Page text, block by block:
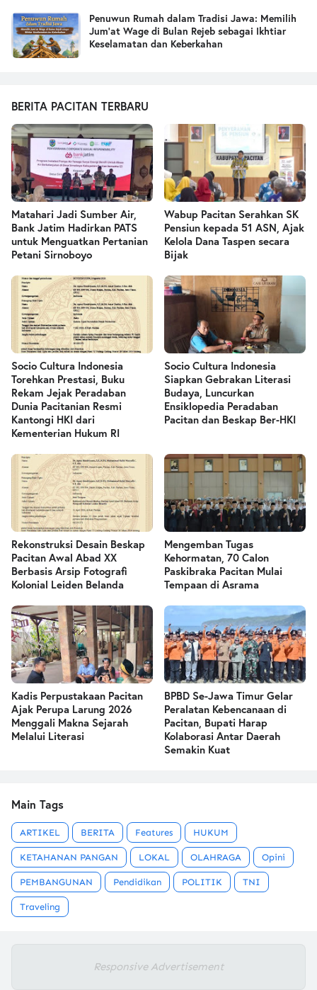
Penuwun Rumah dalam Tradisi Jawa: Memilih
Jum’at Wage di Bulan Rejeb sebagai Ikhtiar
Keselamatan dan Keberkahan
BERITA PACITAN TERBARU
Matahari Jadi Sumber Air,
Bank Jatim Hadirkan PATS
untuk Menguatkan Pertanian
Petani Sirnoboyo
Wabup Pacitan Serahkan SK
Pensiun kepada 51 ASN, Ajak
Kelola Dana Taspen secara
Bijak
Socio Cultura Indonesia
Torehkan Prestasi, Buku
Rekam Jejak Peradaban
Dunia Pacitanian Resmi
Kantongi HKI dari
Kementerian Hukum RI
Socio Cultura Indonesia
Siapkan Gebrakan Literasi
Budaya, Luncurkan
Ensiklopedia Peradaban
Pacitan dan Beskap Ber-HKI
Rekonstruksi Desain Beskap
Pacitan Awal Abad XX
Berbasis Arsip Fotografi
Kolonial Leiden Belanda
Mengemban Tugas
Kehormatan, 70 Calon
Paskibraka Pacitan Mulai
Tempaan di Asrama
Kadis Perpustakaan Pacitan
Ajak Perupa Larung 2026
Menggali Makna Sejarah
Melalui Literasi
BPBD Se-Jawa Timur Gelar
Peralatan Kebencanaan di
Pacitan, Bupati Harap
Kolaborasi Antar Daerah
Semakin Kuat
Main Tags
ARTIKEL BERITA Features HUKUM
KETAHANAN PANGAN LOKAL OLAHRAGA Opini
PEMBANGUNAN Pendidikan POLITIK TNI
Traveling
Responsive Advertisement